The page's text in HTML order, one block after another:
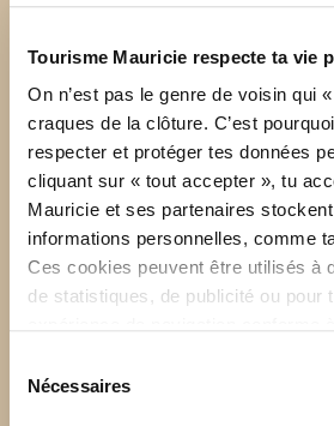
Tourisme Mauricie respecte ta vie
On n’est pas le genre de voisin qui
craques de la clôture. C’est
respecter et protéger tes données
cliquant sur « tout accepter », tu
Mauricie et ses partenaires
informations personnelles, comme
Ces cookies peuvent être utilisés à
de statistiques, de publicité ou pour
de Politique de confidentialité.
Nécessaires
Ça t’a mis l’eau à la bouche? On te
pour un diner entre collègues, un
un brunch du dimanche en famille
un verre avec la plus belle vue en
prêt à t’accueillir.
Profite de ta visite pour aller marcher
ça ne s’invente pas cette vue!
RÉSERVER